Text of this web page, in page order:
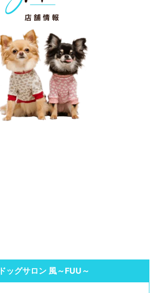
ドッグサロン 風～FUU～